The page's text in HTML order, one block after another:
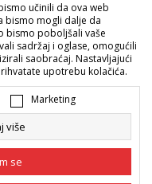
učinili da ova web
bismo mogli dalje da
bismo poboljšali vaše
sadržaj i oglase, omogućili
saobraćaj. Nastavljajući
upotrebu kolačića.
Marketing
više
se